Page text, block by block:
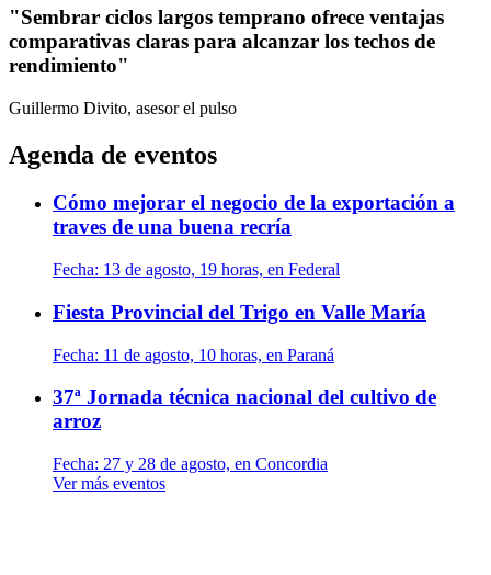
"Sembrar ciclos largos temprano ofrece ventajas
comparativas claras para alcanzar los techos de
rendimiento"
Guillermo Divito, asesor el pulso
Agenda de eventos
Cómo mejorar el negocio de la exportación a
traves de una buena recría
Fecha: 13 de agosto, 19 horas, en Federal
Fiesta Provincial del Trigo en Valle María
Fecha: 11 de agosto, 10 horas, en Paraná
37ª Jornada técnica nacional del cultivo de
arroz
Fecha: 27 y 28 de agosto, en Concordia
Ver más eventos